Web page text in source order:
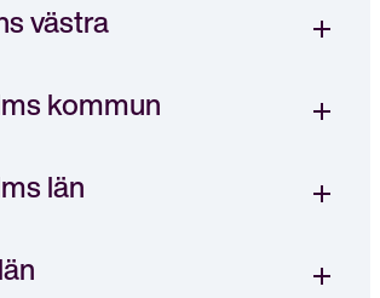
västra
kommun
län